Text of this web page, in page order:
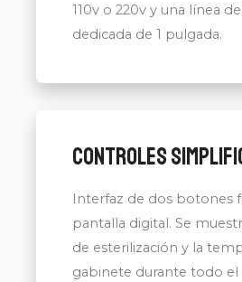
110v o 220v y una línea
dedicada de 1 pulgada.
Controles
Interfaz de dos botones
pantalla digital. Se
de esterilización y la
gabinete durante todo el